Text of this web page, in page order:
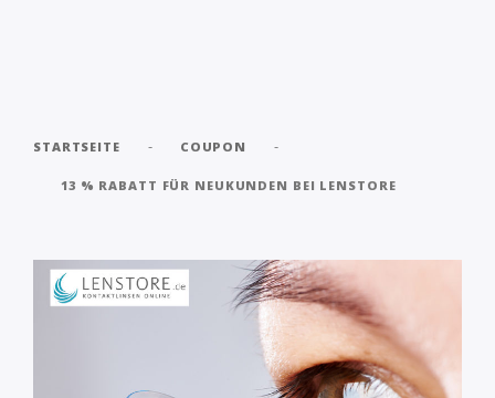
STARTSEITE - COUPON -
13 % RABATT FÜR NEUKUNDEN BEI LENSTORE